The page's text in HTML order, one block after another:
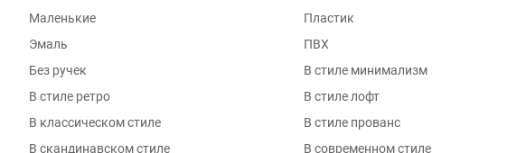
Маленькие
Пластик
Эмаль
ПВХ
Без ручек
В стиле минимализм
В стиле ретро
В стиле лофт
В классическом стиле
В стиле прованс
В скандинавском стиле
В современном стиле